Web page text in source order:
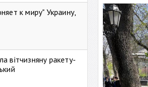
к миру" Украину,
вітчизняну ракету-